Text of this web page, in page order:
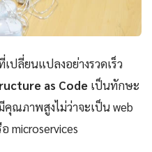
ปลี่ยนแปลงอย่างรวดเร็ว
as Code เป็นทักษะ
ณภาพสูงไม่ว่าจะเป็น web
microservices